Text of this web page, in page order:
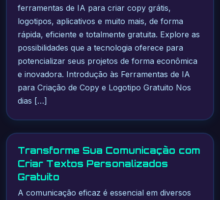
ferramentas de IA para criar copy grátis,
logotipos, aplicativos e muito mais, de forma
rápida, eficiente e totalmente gratuita. Explore as
possibilidades que a tecnologia oferece para
potencializar seus projetos de forma econômica
e inovadora. Introdução às Ferramentas de IA
para Criação de Copy e Logotipo Gratuito Nos
dias […]
Transforme Sua Comunicação com
Criar Textos Personalizados
Gratuito
A comunicação eficaz é essencial em diversos